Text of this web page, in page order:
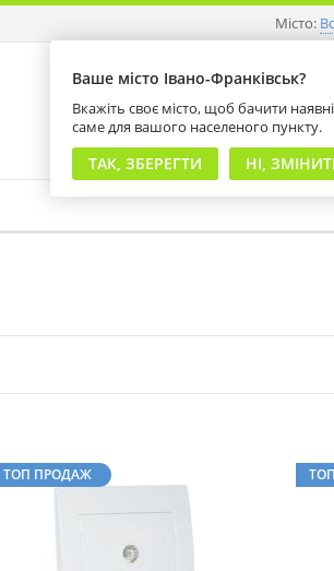
Ваше місто Івано-Франківськ?
Вкажіть своє місто, щоб бачити
саме для вашого населеного пункту.
ТАК, ЗБЕРЕГТИ НІ,
Місто:
0
на суму
ТОП ПРОДАЖ